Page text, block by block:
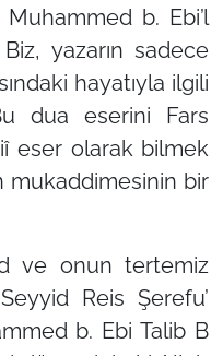
b. Ebi’l
yazarın sadece
hayatıyla ilgili
dua eserini Fars
eser olarak bilmek
mukaddimesinin bir
ve onun tertemiz
Reis Şerefu’
b. Ebi Talib B